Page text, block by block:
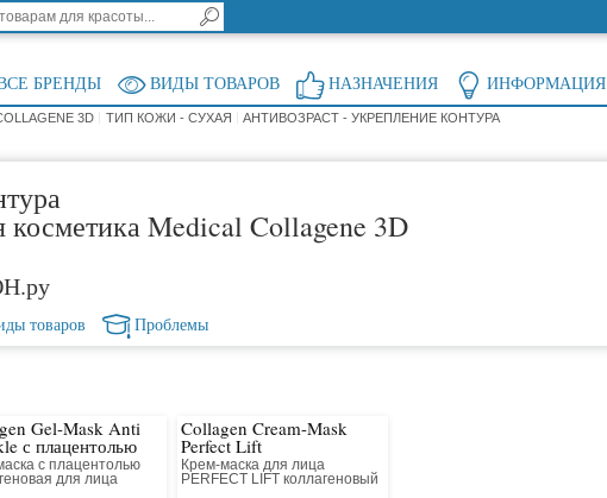
БРЕНДЫ ВИДЫ ТОВАРОВ НАЗНАЧЕНИЯ ИНФОРМАЦИЯ
3D ТИП КОЖИ - СУХАЯ АНТИВОЗРАСТ - УКРЕПЛЕНИЕ КОНТУРА
косметика Medical Collagene 3D
товаров Проблемы
Gel-Mask Anti
с плацентолью
с плацентолью
для лица
Collagen Cream-Mask
Perfect Lift
Крем-маска для лица
PERFECT LIFT коллагеновый